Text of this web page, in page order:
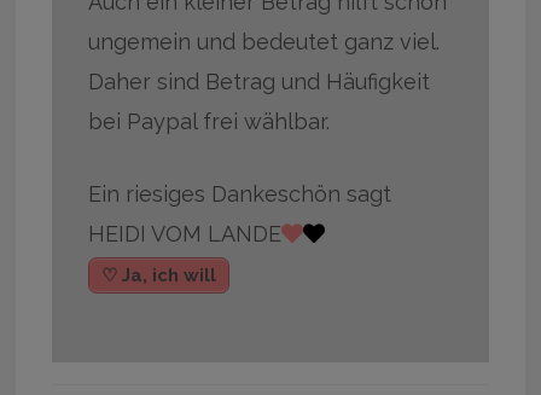
ungemein und bedeutet ganz viel.
Daher sind Betrag und Häufigkeit
bei Paypal frei wählbar.
Ein riesiges Dankeschön sagt
HEIDI VOM LANDE
♡ Ja, ich will